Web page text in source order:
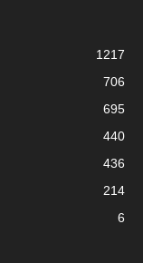
1217
706
695
440
436
214
6